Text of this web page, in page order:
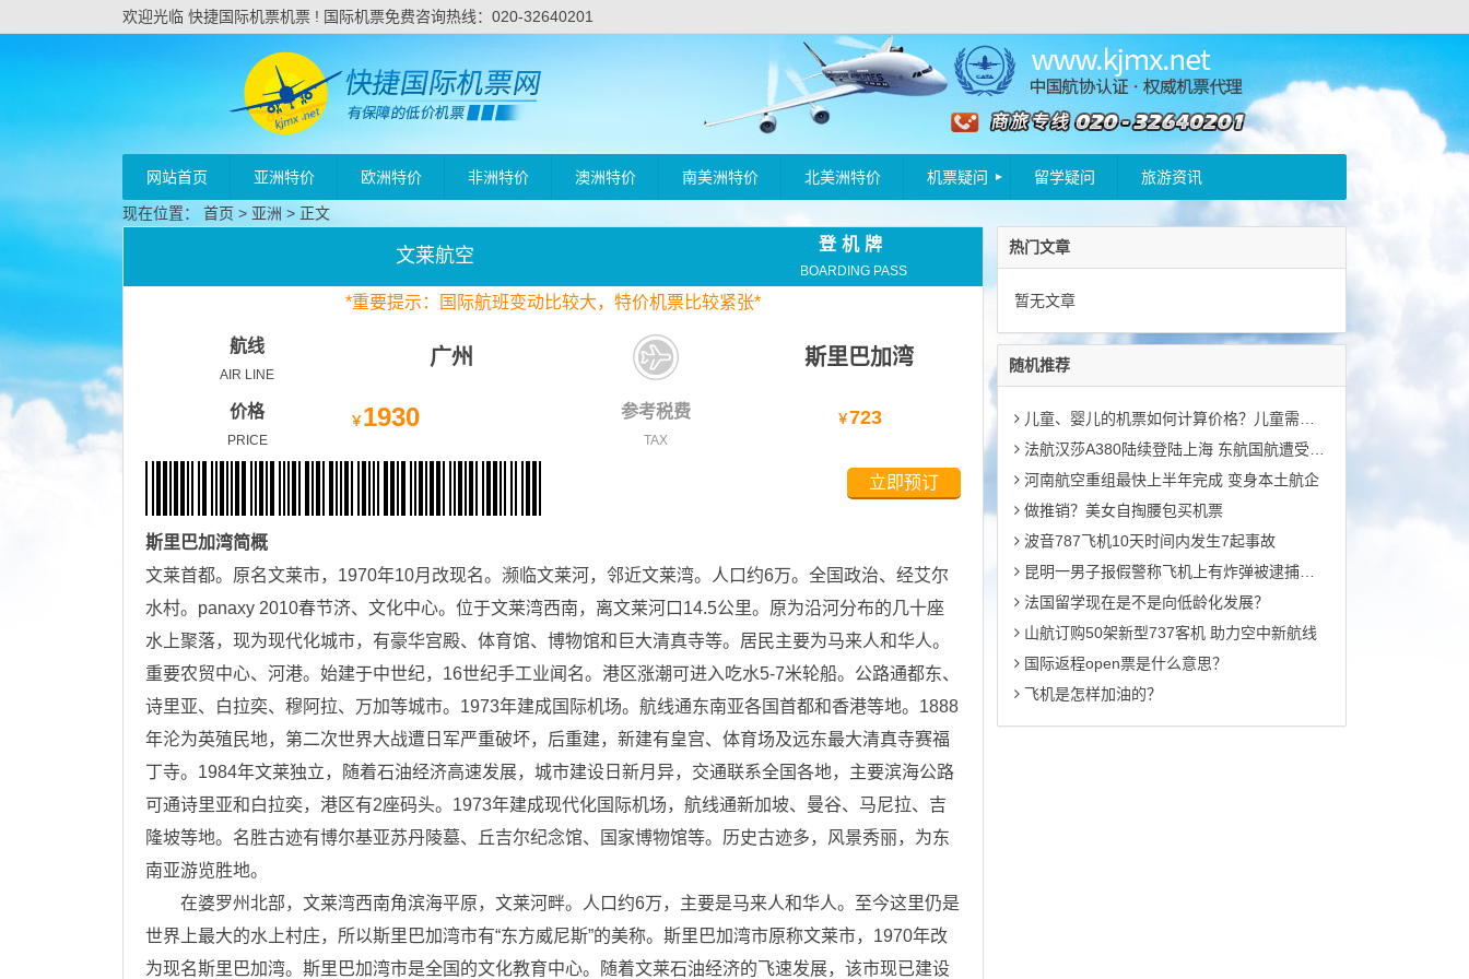
欢迎光临 快捷国际机票机票 ! 国际机票免费咨询热线：020-32640201
网站首页 亚洲特价 欧洲特价 非洲特价 澳洲特价 南美洲特价 北美洲特价 机票疑问 留学疑问 旅游资讯
现在位置： 首页 > 亚洲 > 正文
文莱航空
登机牌
BOARDING PASS
*重要提示：国际航班变动比较大，特价机票比较紧张*
航线
AIR LINE
广州 斯里巴加湾
价格
PRICE
￥ 1930 参考税费
TAX
￥723
立即预订
斯里巴加湾简概
文莱首都。原名文莱市，1970年10月改现名。濒临文莱河，邻近文莱湾。人口约6万。全国政治、经艾尔
水村。panaxy 2010春节济、文化中心。位于文莱湾西南，离文莱河口14.5公里。原为沿河分布的几十座
水上聚落，现为现代化城市，有豪华宫殿、体育馆、博物馆和巨大清真寺等。居民主要为马来人和华人。
重要农贸中心、河港。始建于中世纪，16世纪手工业闻名。港区涨潮可进入吃水5-7米轮船。公路通都东、
诗里亚、白拉奕、穆阿拉、万加等城市。1973年建成国际机场。航线通东南亚各国首都和香港等地。1888
年沦为英殖民地，第二次世界大战遭日军严重破坏，后重建，新建有皇宫、体育场及远东最大清真寺赛福
丁寺。1984年文莱独立，随着石油经济高速发展，城市建设日新月异，交通联系全国各地，主要滨海公路
可通诗里亚和白拉奕，港区有2座码头。1973年建成现代化国际机场，航线通新加坡、曼谷、马尼拉、吉
隆坡等地。名胜古迹有博尔基亚苏丹陵墓、丘吉尔纪念馆、国家博物馆等。历史古迹多，风景秀丽，为东
南亚游览胜地。
在婆罗州北部，文莱湾西南角滨海平原，文莱河畔。人口约6万，主要是马来人和华人。至今这里仍是
世界上最大的水上村庄，所以斯里巴加湾市有“东方威尼斯”的美称。斯里巴加湾市原称文莱市，1970年改
为现名斯里巴加湾。斯里巴加湾市是全国的文化教育中心。随着文莱石油经济的飞速发展，该市现已建设
热门文章
暂无文章
随机推荐
儿童、婴儿的机票如何计算价格？儿童需要购买机票附加费吗？
法航汉莎A380陆续登陆上海 东航国航遭受压力
河南航空重组最快上半年完成 变身本土航企
做推销？美女自掏腰包买机票
波音787飞机10天时间内发生7起事故
昆明一男子报假警称飞机上有炸弹被逮捕起诉
法国留学现在是不是向低龄化发展？
山航订购50架新型737客机 助力空中新航线
国际返程open票是什么意思？
飞机是怎样加油的？